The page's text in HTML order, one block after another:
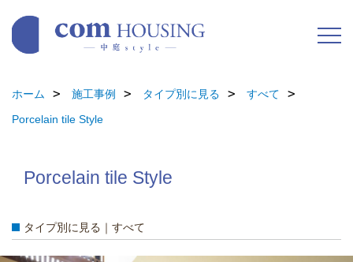
ホーム 施工事例 タイプ別に見る
すべて
Porcelain tile Style
Porcelain tile Style
タイプ別に見る｜すべて